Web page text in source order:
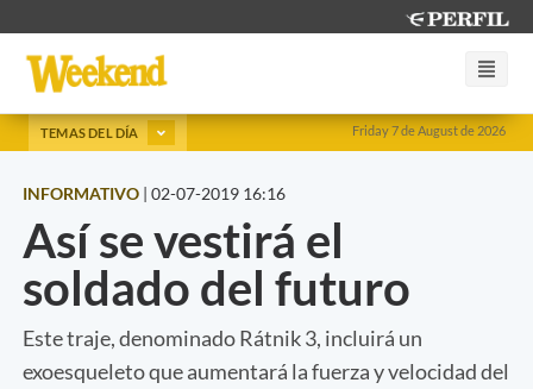
Friday 7 de August de 2026
TEMAS DEL DÍA
INFORMATIVO | 02-07-2019 16:16
Así se vestirá el
soldado del futuro
Este traje, denominado Rátnik 3, incluirá un
exoesqueleto que aumentará la fuerza y velocidad del